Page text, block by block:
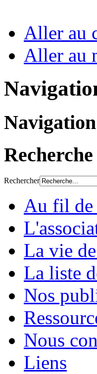
Aller au
Aller au
Navigation
Recherche
Rechercher
Au fil de
La vie
La liste
Nos
Nous
Liens